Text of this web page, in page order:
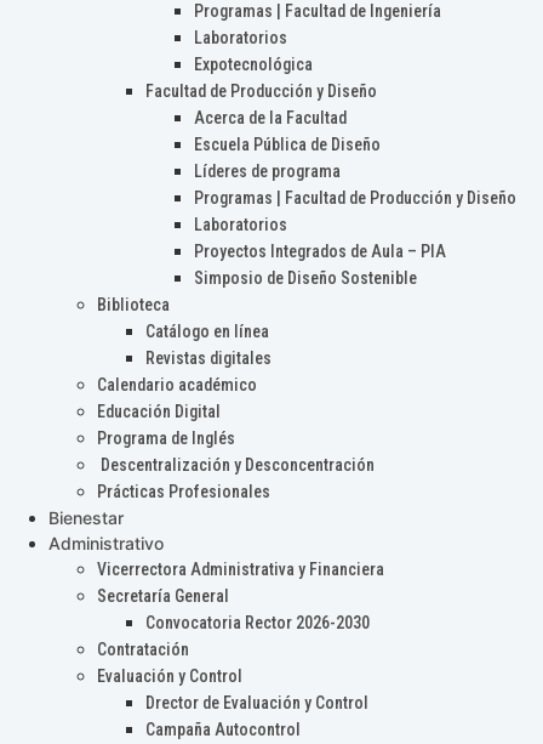
Programas | Facultad de Ingeniería
Laboratorios
Expotecnológica
Facultad de Producción y Diseño
Acerca de la Facultad
Escuela Pública de Diseño
Líderes de programa
Programas | Facultad de Producción y Diseño
Laboratorios
Proyectos Integrados de Aula – PIA
Simposio de Diseño Sostenible
Biblioteca
Catálogo en línea
Revistas digitales
Calendario académico
Educación Digital
Programa de Inglés
Descentralización y Desconcentración
Prácticas Profesionales
Bienestar
Administrativo
Vicerrectora Administrativa y Financiera
Secretaría General
Convocatoria Rector 2026-2030
Contratación
Evaluación y Control
Drector de Evaluación y Control
Campaña Autocontrol